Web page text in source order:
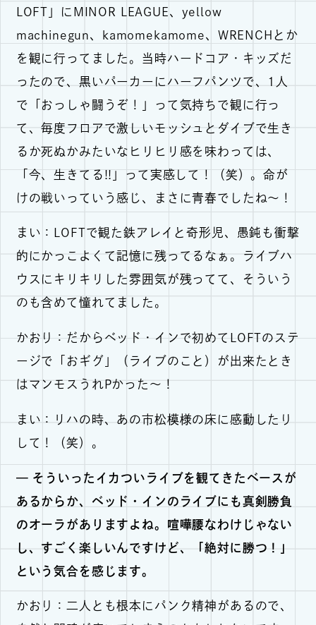
LOFT」にMINOR LEAGUE、yellow
machinegun、kamomekamome、WRENCHとか
を観に行ってました。当時ハードコア・キッズだ
ったので、黒いパーカーにハーフパンツで、1人
で「おっしゃ闘うぞ！」って気持ちで観に行っ
て、毎度フロアで激しいモッシュとダイブで生き
るか死ぬかみたいなヒリヒリ感を味わっては、
「今、生きてる!!」って実感して！（笑）。命が
けの戦いっていう感じ、まさに青春でしたね～！
まい：LOFTで観た鉄アレイと奇形児、愚鈍も衝撃
的にかっこよくて記憶に残ってるなぁ。ライブハ
ウスにキリキリした雰囲気が残ってて、そういう
のも含めて憧れてました。
かおり：だからベッド・インで初めてLOFTのステ
ージで「おギグ」（ライブのこと）が出来たとき
はマンモスうれPかった〜！
まい：リハの時、あの市松模様の床に感動したり
して！（笑）。
— そういったイカついライブを観てきたベースが
あるからか、ベッド・インのライブにも真剣勝負
のオーラがありますよね。喧嘩腰なわけじゃない
し、すごく楽しいんですけど、「絶対に勝つ！」
という気合を感じます。
かおり：二人とも根本にパンク精神があるので、